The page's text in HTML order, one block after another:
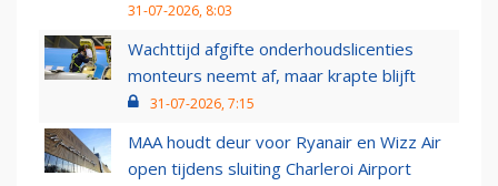
31-07-2026, 8:03
Wachttijd afgifte onderhoudslicenties
monteurs neemt af, maar krapte blijft
31-07-2026, 7:15
MAA houdt deur voor Ryanair en Wizz Air
open tijdens sluiting Charleroi Airport